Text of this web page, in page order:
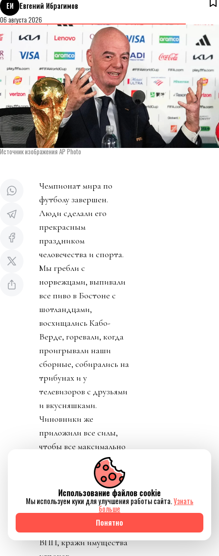
ЕИ
Евгений Ибрагимов
06 августа 2026
Источник изображения AP Photo
Чемпионат мира по
футболу завершен.
Люди сделали его
прекрасным
праздником
человечества и спорта.
Мы гребли с
норвежцами, выпивали
все пиво в Бостоне с
шотландцами,
восхищались Кабо-
Верде, горевали, когда
проигрывали наши
сборные, собирались на
трибунах и у
телевизоров с друзьями
и вкусняшками.
Чиновники же
приложили все силы,
чтобы все максимально
испохабить. Аресты
людей, запреты на въезд
сотрудникам команд и
лучшему арбитру
Африки, досмотры
игроков с собаками на
ВПП, кражи имущества
Использование файлов cookie
Мы используем куки для улучшения работы сайта.Узнать
больше
Понятно